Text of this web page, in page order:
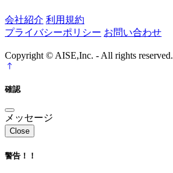
会社紹介 利用規約
プライバシーポリシー お問い合わせ
Copyright © AISE,Inc. - All rights reserved.
確認
メッセージ
Close
警告！！